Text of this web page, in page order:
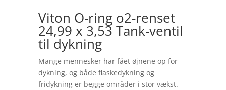
Viton O-ring o2-renset
24,99 x 3,53 Tank-ventil
til dykning
Mange mennesker har fået øjnene op for
dykning, og både flaskedykning og
fridykning er begge områder i stor vækst.